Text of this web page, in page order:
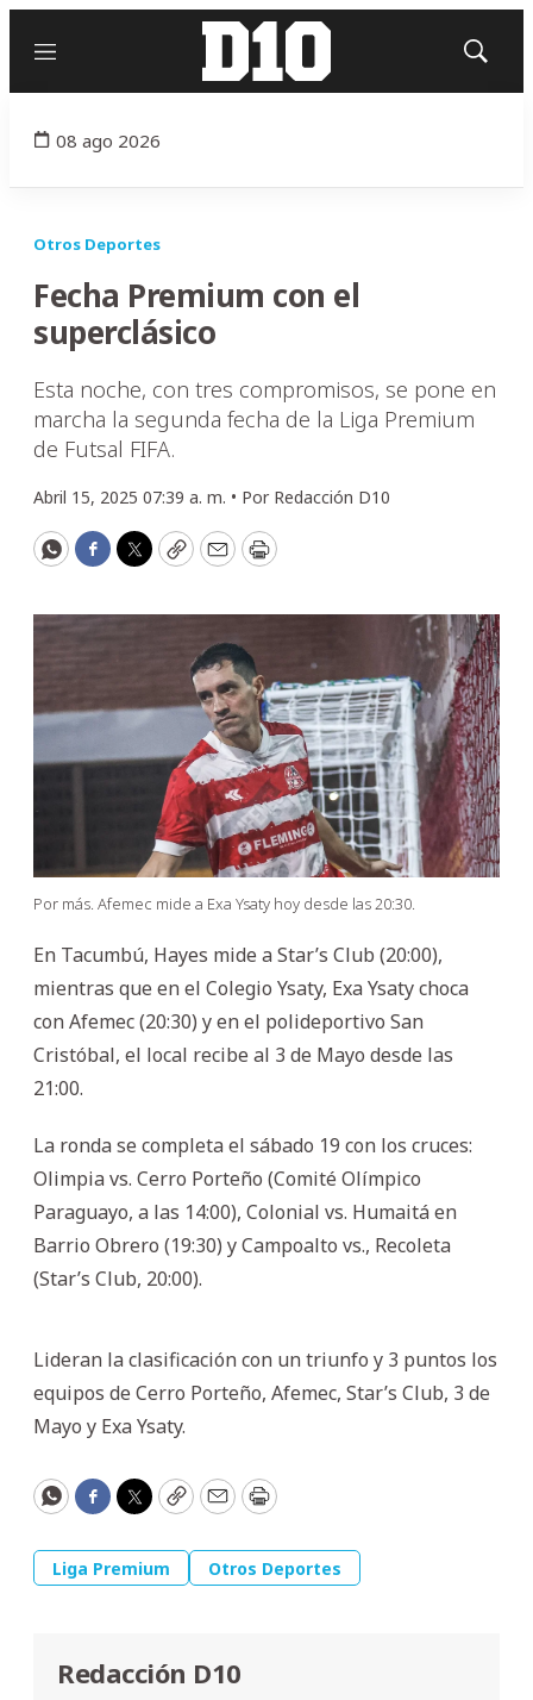
Menú
Mostrar
08 ago 2026
Otros Deportes
Fecha Premium con el
superclásico
Esta noche, con tres compromisos, se pone en
marcha la segunda fecha de la Liga Premium
de Futsal FIFA.
Abril 15, 2025 07:39 a. m. • Por Redacción D10
WhatsApp
Facebook
Twitter
CopyEmailPrint
Por más. Afemec mide a Exa Ysaty hoy desde las 20:30.
En Tacumbú, Hayes mide a Star’s Club (20:00),
mientras que en el Colegio Ysaty, Exa Ysaty choca
con Afemec (20:30) y en el polideportivo San
Cristóbal, el local recibe al 3 de Mayo desde las
21:00.
La ronda se completa el sábado 19 con los cruces:
Olimpia vs. Cerro Porteño (Comité Olímpico
Paraguayo, a las 14:00), Colonial vs. Humaitá en
Barrio Obrero (19:30) y Campoalto vs., Recoleta
(Star’s Club, 20:00).
Lideran la clasificación con un triunfo y 3 puntos los
equipos de Cerro Porteño, Afemec, Star’s Club, 3 de
Mayo y Exa Ysaty.
WhatsApp
Facebook
Twitter
CopyEmailPrint
Liga Premium Otros Deportes
Redacción D10